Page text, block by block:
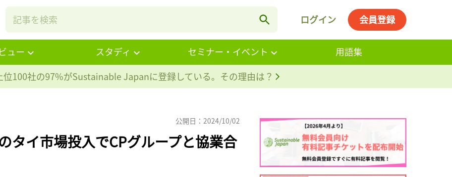
ログイン 会員登録
ュー スタディ セミナー・イベント
用語集
位100社の97%がSustainable Japanに登録している。その理由は？
公開日：2024/10/02
タイ市場投入でCPグループと協業合